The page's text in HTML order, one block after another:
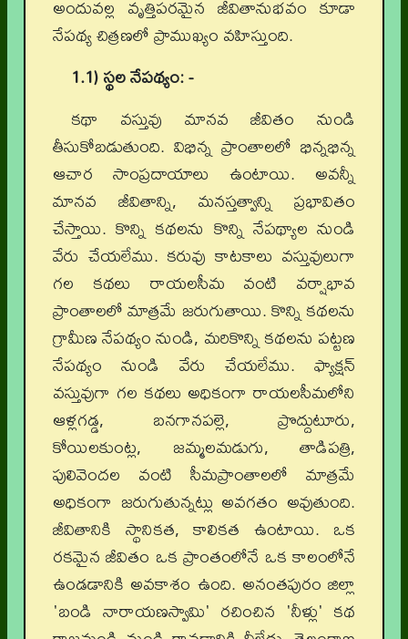
అందువల్ల వృత్తిపరమైన జీవితానుభవం కూడా
నేపథ్య చిత్రణలో ప్రాముఖ్యం వహిస్తుంది.
1.1) స్థల నేపథ్యం: -
కథా వస్తువు మానవ జీవితం నుండి
తీసుకోబడుతుంది. విభిన్న ప్రాంతాలలో భిన్నభిన్న
ఆచార సాంప్రదాయాలు ఉంటాయి. అవన్నీ
మానవ జీవితాన్ని, మనస్తత్వాన్ని ప్రభావితం
చేస్తాయి. కొన్ని కథలను కొన్ని నేపథ్యాల నుండి
వేరు చేయలేము. కరువు కాటకాలు వస్తువులుగా
గల కథలు రాయలసీమ వంటి వర్షాభావ
ప్రాంతాలలో మాత్రమే జరుగుతాయి. కొన్ని కథలను
గ్రామీణ నేపథ్యం నుండి, మరికొన్ని కథలను పట్టణ
నేపథ్యం నుండి వేరు చేయలేము. ఫ్యాక్షన్
వస్తువుగా గల కథలు అధికంగా రాయలసీమలోని
ఆళ్లగడ్డ, బనగానపల్లె, ప్రొద్దుటూరు,
కోయిలకుంట్ల, జమ్మలమడుగు, తాడిపత్రి,
పులివెందల వంటి సీమప్రాంతాలలో మాత్రమే
అధికంగా జరుగుతున్నట్లు అవగతం అవుతుంది.
జీవితానికి స్థానికత, కాలికత ఉంటాయి. ఒక
రకమైన జీవితం ఒక ప్రాంతంలోనే ఒక కాలంలోనే
ఉండడానికి అవకాశం ఉంది. అనంతపురం జిల్లా
'బండి నారాయణస్వామి' రచించిన 'నీళ్లు' కథ